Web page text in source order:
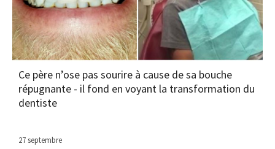
Ce père n’ose pas sourire à cause de sa bouche
répugnante - il fond en voyant la transformation du
dentiste
27 septembre